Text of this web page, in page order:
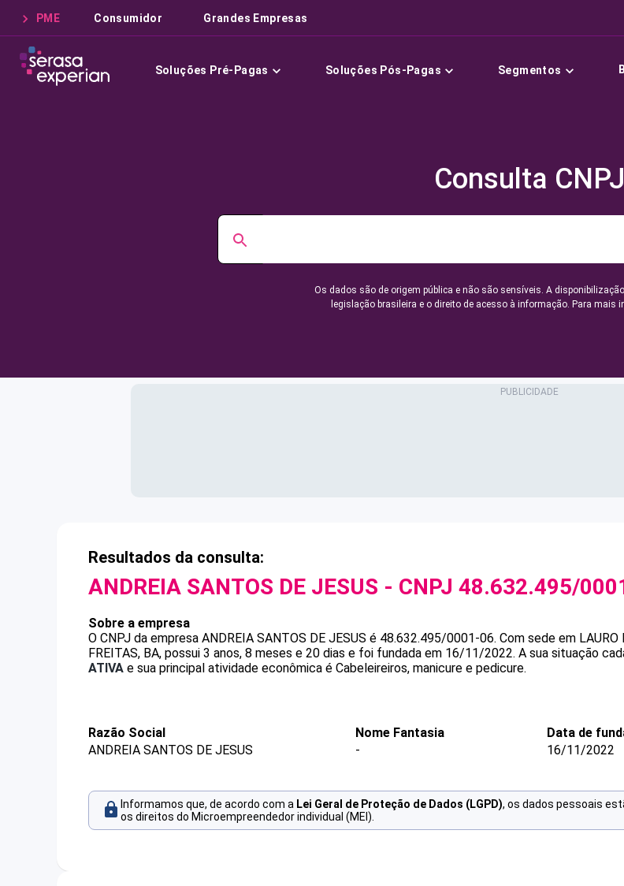
PME Consumidor Grandes Empresas
Soluções Pré-Pagas Soluções Pós-Pagas Segmentos
Consulta CNPJ
Os dados são de origem pública e não são sensíveis. A
legislação brasileira e o direito de acesso à informação. Para mais
Resultados da consulta:
ANDREIA SANTOS DE JESUS - CNPJ 48.632.495/
Sobre a empresa
O CNPJ da empresa ANDREIA SANTOS DE JESUS é 48.632.495/0001-06. Com sede em LAURO
FREITAS, BA, possui 3 anos, 8 meses e 20 dias e foi fundada em 16/11/2022. A sua situação
ATIVA e sua principal atividade econômica é Cabeleireiros, manicure e pedicure.
Razão Social
ANDREIA SANTOS DE JESUS
Nome Fantasia
-
Data de
16/11/2022
Informamos que, de acordo com a Lei Geral de Proteção de Dados (LGPD), os dados pessoais
os direitos do Microempreendedor individual (MEI).